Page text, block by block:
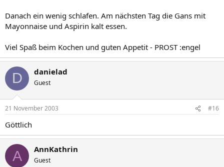
Danach ein wenig schlafen. Am nächsten Tag die Gans mit
Mayonnaise und Aspirin kalt essen.
Viel Spaß beim Kochen und guten Appetit - PROST :engel
D danielad
Guest
21 November 2003 #16
Göttlich
A AnnKathrin
Guest